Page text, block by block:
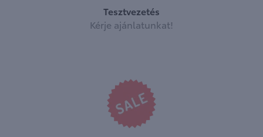
Tesztvezetés
Kérje ajánlatunkat!